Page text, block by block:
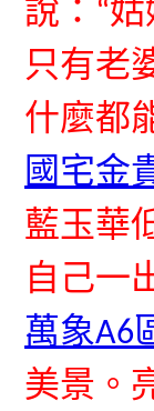
說：“
只有老
什麼都
國宅金
藍玉華
自己一
萬象A6
美景。